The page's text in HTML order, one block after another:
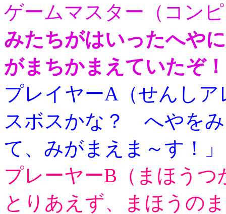
ゲームマスター（コン
みたちがはいったへや
がまちかまえていたぞ
プレイヤーA（せんし
スボスかな？ へやを
て、みがまえま～す！」
プレーヤーB（まほう
とりあえず、まほうの